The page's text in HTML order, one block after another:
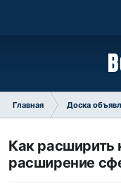
Главная Доска
Как расширить
расширение